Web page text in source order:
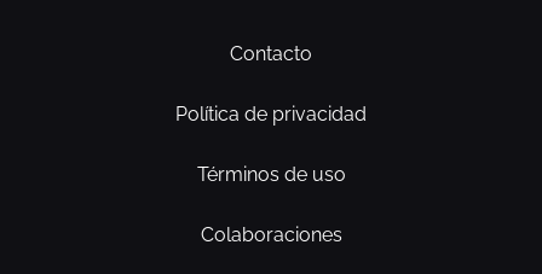
Contacto
Política de privacidad
Términos de uso
Colaboraciones